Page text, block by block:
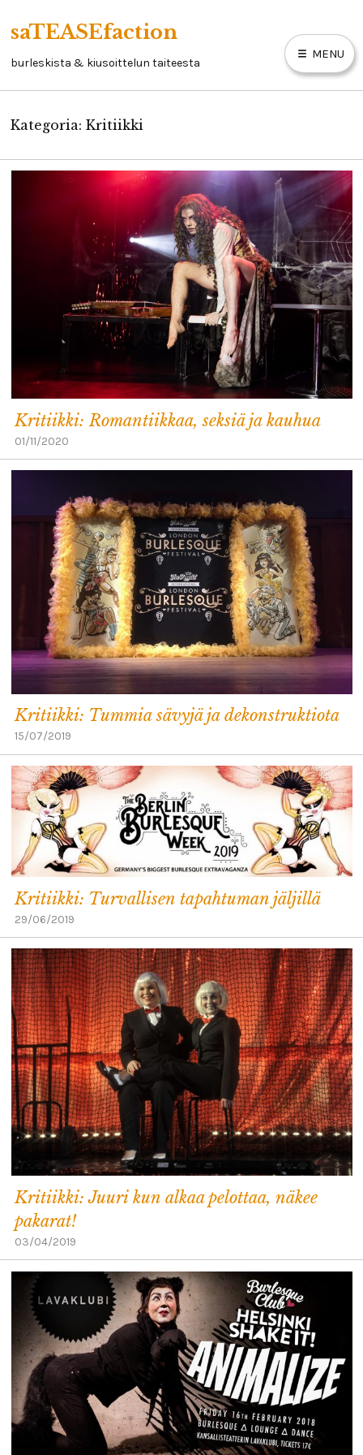
content
saTEASEfaction
burleskista & kiusoittelun taiteesta
MENU
ARTIKKELIT
Kategoria: Kritiikki
Kritiikki: Romantiikkaa, seksiä ja kauhua
01/11/2020
Kritiikki: Tummia sävyjä ja dekonstruktiota
15/07/2019
Kritiikki: Turvallisen tapahtuman jäljillä
29/06/2019
Kritiikki: Juuri kun alkaa pelottaa, näkee
pakarat!
03/04/2019